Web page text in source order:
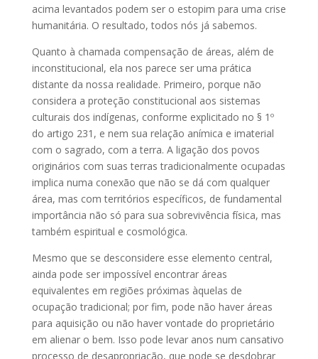
acima levantados podem ser o estopim para uma crise
humanitária. O resultado, todos nós já sabemos.
Quanto à chamada compensação de áreas, além de
inconstitucional, ela nos parece ser uma prática
distante da nossa realidade. Primeiro, porque não
considera a proteção constitucional aos sistemas
culturais dos indígenas, conforme explicitado no § 1º
do artigo 231, e nem sua relação anímica e imaterial
com o sagrado, com a terra. A ligação dos povos
originários com suas terras tradicionalmente ocupadas
implica numa conexão que não se dá com qualquer
área, mas com territórios específicos, de fundamental
importância não só para sua sobrevivência física, mas
também espiritual e cosmológica.
Mesmo que se desconsidere esse elemento central,
ainda pode ser impossível encontrar áreas
equivalentes em regiões próximas àquelas de
ocupação tradicional; por fim, pode não haver áreas
para aquisição ou não haver vontade do proprietário
em alienar o bem. Isso pode levar anos num cansativo
processo de desapropriação, que pode se desdobrar